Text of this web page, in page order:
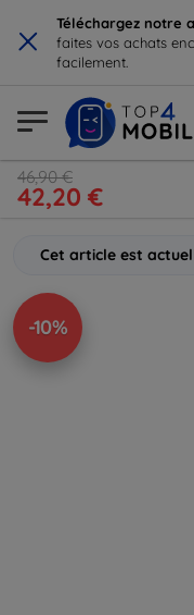
× Téléchargez notre
faites vos achats
facilement.
46,90 €
42,20 €
Cet article est
-10%